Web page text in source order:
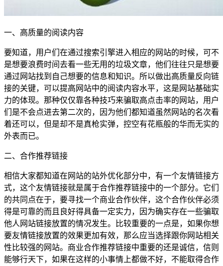
一、高质量的阅读内容
要知道，用户们在通过搜索引擎进入相应的网站的时候，可不
是想要浪费时间去看一些无用的垃圾文章，他们往往只是想要
通过网站找到自己想要的信息和知识。所以做出高质量反向链
接的关键，可以提高网站中的阅读内容水平，这是网站基础实
力的体现。那种仅仅靠各种技巧来骗取高点击率的网站，用户
们是不会点进去第二次的，因为他们都知道虽然网站的名次看
着还可以，但是却不是真枪实弹，控空有花瓶般的华而无实的
外表而已。
二、合作推荐链接
相信大家都知道在网站的站外优化部分中，有一个友情链接方
式，这个友情链接就是属于合作推荐链接中的一个部分。它们
的共同点在于，要寻找一个商业合作伙伴，这个合作伙伴必须
得是可靠的而且良好得具备一定实力，因为确实存在一些骗取
他人网站链接放置的情况发生。比较重要的一点是，如果你想
要友情链接放置的效果更加有效，那么应当选择跟你网站相关
性比较强的网站。商业合作推荐链接中重要的还是诚信，信则
能够行天下，如果在这样的小事情上都做不好，不能取得合作